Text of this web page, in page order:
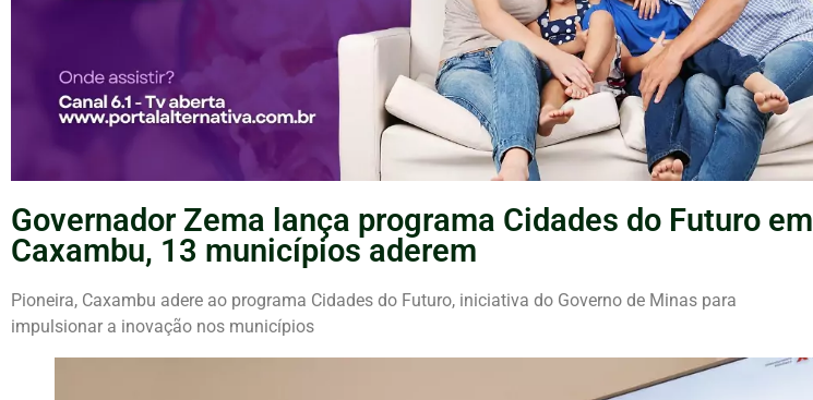
Governador Zema lança programa Cidades do Futuro em
Caxambu, 13 municípios aderem
Pioneira, Caxambu adere ao programa Cidades do Futuro, iniciativa do Governo de Minas para
impulsionar a inovação nos municípios